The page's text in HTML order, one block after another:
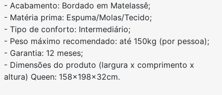
- Acabamento: Bordado em Matelassê;
- Matéria prima: Espuma/Molas/Tecido;
- Tipo de conforto: Intermediário;
- Peso máximo recomendado: até 150kg (por pessoa);
- Garantia: 12 meses;
- Dimensões do produto (largura x comprimento x
altura) Queen: 158x198x32cm.